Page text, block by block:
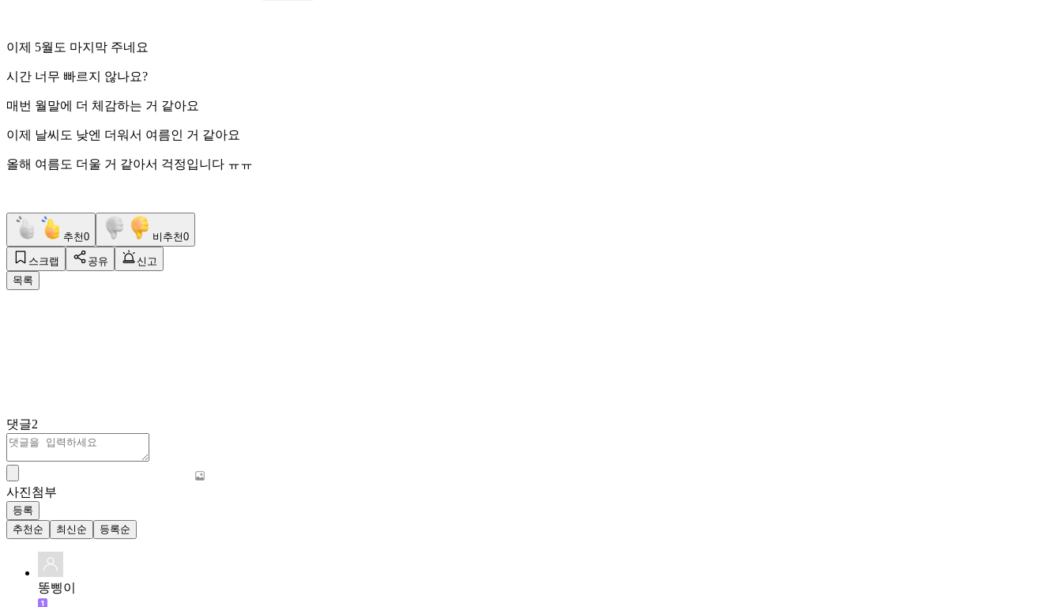
이제 5월도 마지막 주네요
시간 너무 빠르지 않나요?
매번 월말에 더 체감하는 거 같아요
이제 날씨도 낮엔 더워서 여름인 거 같아요
올해 여름도 더울 거 같아서 걱정입니다 ㅠㅠ
추천0 비추천0
스크랩 공유
신고
목록
댓글2
사진첨부
등록
추천순
최신순 등록순
똥삥이